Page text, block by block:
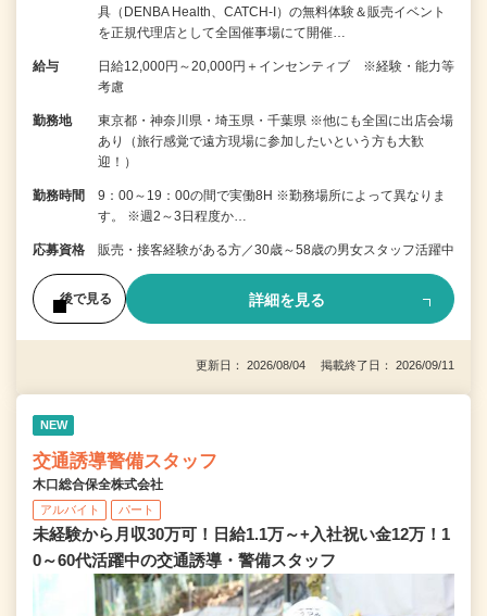
具（DENBA Health、CATCH-I）の無料体験＆販売イベント
を正規代理店として全国催事場にて開催…
給与
日給12,000円～20,000円＋インセンティブ ※経験・能力等
考慮
勤務地
東京都・神奈川県・埼玉県・千葉県 ※他にも全国に出店会場
あり（旅行感覚で遠方現場に参加したいという方も大歓
迎！）
勤務時間
9：00～19：00の間で実働8H ※勤務場所によって異なりま
す。 ※週2～3日程度か…
応募資格 販売・接客経験がある方／30歳～58歳の男女スタッフ活躍中
後で見る 詳細を見る
更新日： 2026/08/04 掲載終了日： 2026/09/11
NEW
交通誘導警備スタッフ
木口総合保全株式会社
アルバイト パート
未経験から月収30万可！日給1.1万～+入社祝い金12万！1
0～60代活躍中の交通誘導・警備スタッフ